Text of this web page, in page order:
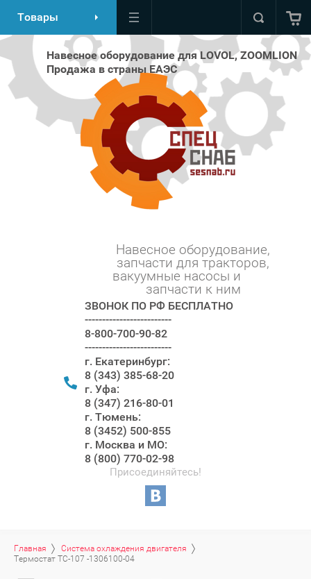
Товары
Навесное оборудование для LOVOL, ZOOMLION
Продажа в страны ЕАЭС
Навесное оборудование,
запчасти для тракторов,
вакуумные насосы и ⠀⠀⠀
запчасти к ним
ЗВОНОК ПО РФ БЕСПЛАТНО
-------------------------
8-800-700-90-82
-------------------------
г. Екатеринбург:
8 (343) 385-68-20
г. Уфа:
8 (347) 216-80-01
г. Тюмень:
8 (3452) 500-855
г. Москва и МО:
8 (800) 770-02-98
Присоединяйтесь!
Главная
Система охлаждения двигателя
Термостат ТС-107 -1306100-04